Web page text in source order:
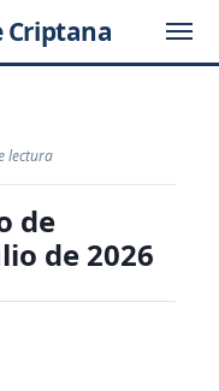
Criptana
lectura
de
de 2026